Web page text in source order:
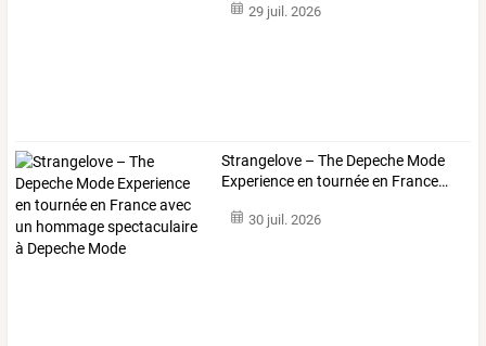
29 juil. 2026
Strangelove – The Depeche Mode
Experienceen tournéeen France…
30 juil. 2026